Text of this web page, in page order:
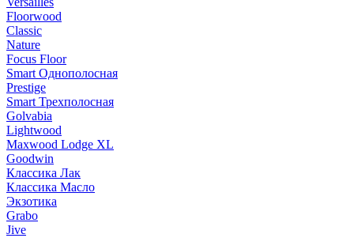
Floorwood
Classic
Nature
Focus Floor
Smart Однополосная
Prestige
Smart Трехполосная
Golvabia
Lightwood
Maxwood Lodge XL
Goodwin
Классика Лак
Классика Масло
Экзотика
Grabo
Jive